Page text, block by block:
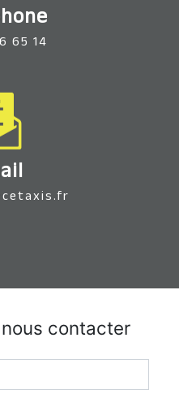
65 14
contacter